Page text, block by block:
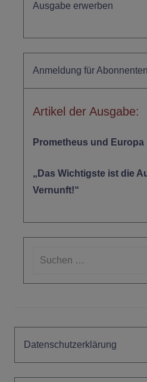
Ausgabe erwerben
Anmeldung für Abonnenten
Artikel der Ausgabe:
Prometheus und Europa
„Das Wichtigste ist die
Vernunft!“
Suchen
Datenschutzerklärung